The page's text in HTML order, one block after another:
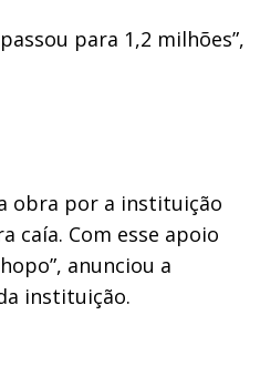
para 1,2 milhões”,
obra por a instituição
caía. Com esse apoio
anunciou a
instituição.